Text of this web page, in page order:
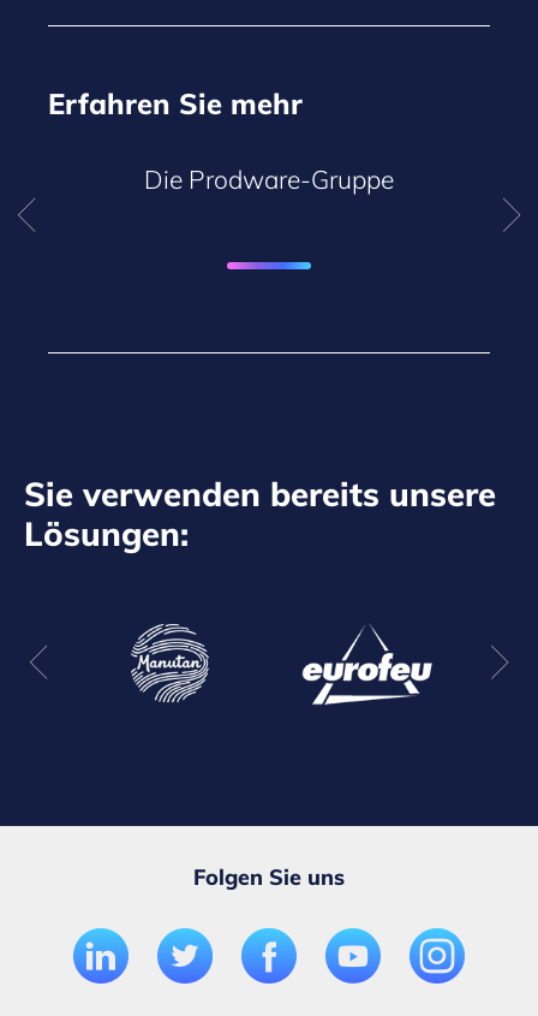
Erfahren Sie mehr
Die Prodware-Gruppe
Sie verwenden bereits unsere
Lösungen:
Folgen Sie uns